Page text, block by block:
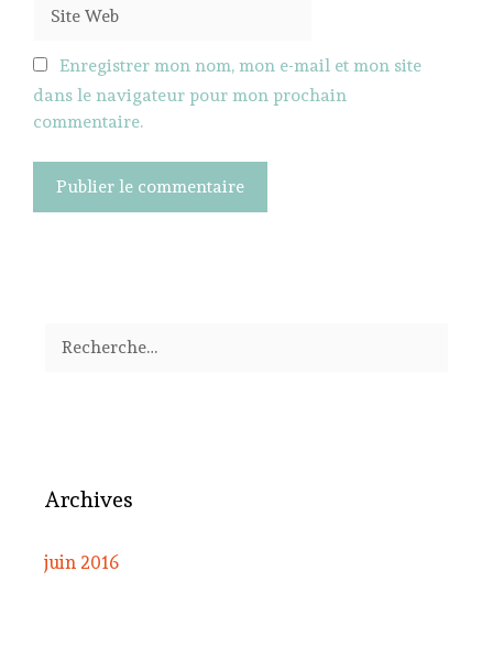
Web
Enregistrer mon nom, mon e-mail et mon site
dans le navigateur pour mon prochain
commentaire.
Archives
juin 2016